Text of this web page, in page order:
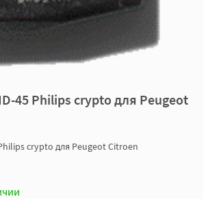
45 Philips crypto для Peugeot
crypto для Peugeot Citroen